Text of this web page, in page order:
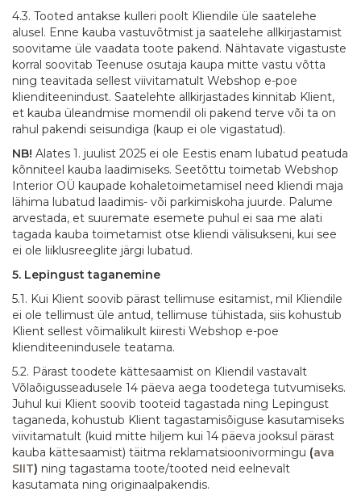
4.3. Tooted antakse kulleri poolt Kliendile üle saatelehe
alusel. Enne kauba vastuvõtmist ja saatelehe allkirjastamist
soovitame üle vaadata toote pakend. Nähtavate vigastuste
korral soovitab Teenuse osutaja kaupa mitte vastu võtta
ning teavitada sellest viivitamatult Webshop e-poe
klienditeenindust. Saatelehte allkirjastades kinnitab Klient,
et kauba üleandmise momendil oli pakend terve või ta on
rahul pakendi seisundiga (kaup ei ole vigastatud).
NB! Alates 1. juulist 2025 ei ole Eestis enam lubatud peatuda
kõnniteel kauba laadimiseks. Seetõttu toimetab Webshop
Interior OÜ kaupade kohaletoimetamisel need kliendi maja
lähima lubatud laadimis- või parkimiskoha juurde. Palume
arvestada, et suuremate esemete puhul ei saa me alati
tagada kauba toimetamist otse kliendi välisukseni, kui see
ei ole liiklusreeglite järgi lubatud.
5. Lepingust taganemine
5.1. Kui Klient soovib pärast tellimuse esitamist, mil Kliendile
ei ole tellimust üle antud, tellimuse tühistada, siis kohustub
Klient sellest võimalikult kiiresti Webshop e-poe
klienditeenindusele teatama.
5.2. Pärast toodete kättesaamist on Kliendil vastavalt
Võlaõigusseadusele 14 päeva aega toodetega tutvumiseks.
Juhul kui Klient soovib tooteid tagastada ning Lepingust
taganeda, kohustub Klient tagastamisõiguse kasutamiseks
viivitamatult (kuid mitte hiljem kui 14 päeva jooksul pärast
kauba kättesaamist) täitma reklamatsioonivormingu (ava
SIIT) ning tagastama toote/tooted neid eelnevalt
kasutamata ning originaalpakendis.